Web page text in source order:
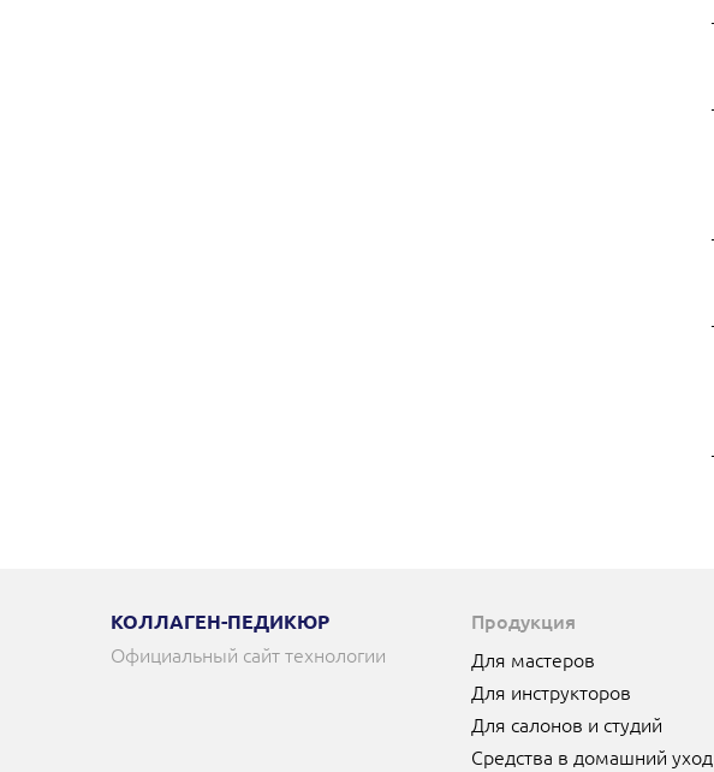
КОЛЛАГЕН-ПЕДИКЮР
Официальный сайт технологии
Продукция
Для мастеров
Для инструкторов
Для салонов и студий
Средства в домашний уход